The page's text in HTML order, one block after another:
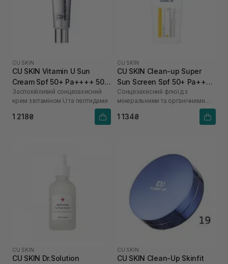
CU SKIN
CU SKIN Vitamin U Sun
Cream Spf 50+ Pa++++ 50
мл
Заспокійливий сонцезахисний
крем з вітаміном U та пептидами
1 218₴
CU SKIN
CU SKIN Clean-up Super
Sun Screen Spf 50+ Pa++++
50 мл
Сонцезахисний флюїд з
мінеральними та органічними
1 134₴
CU SKIN
CU SKIN Dr.Solution
CU SKIN
CU SKIN Clean-Up Skinfit